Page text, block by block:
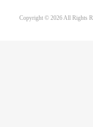
Copyright © 2026 All Rights